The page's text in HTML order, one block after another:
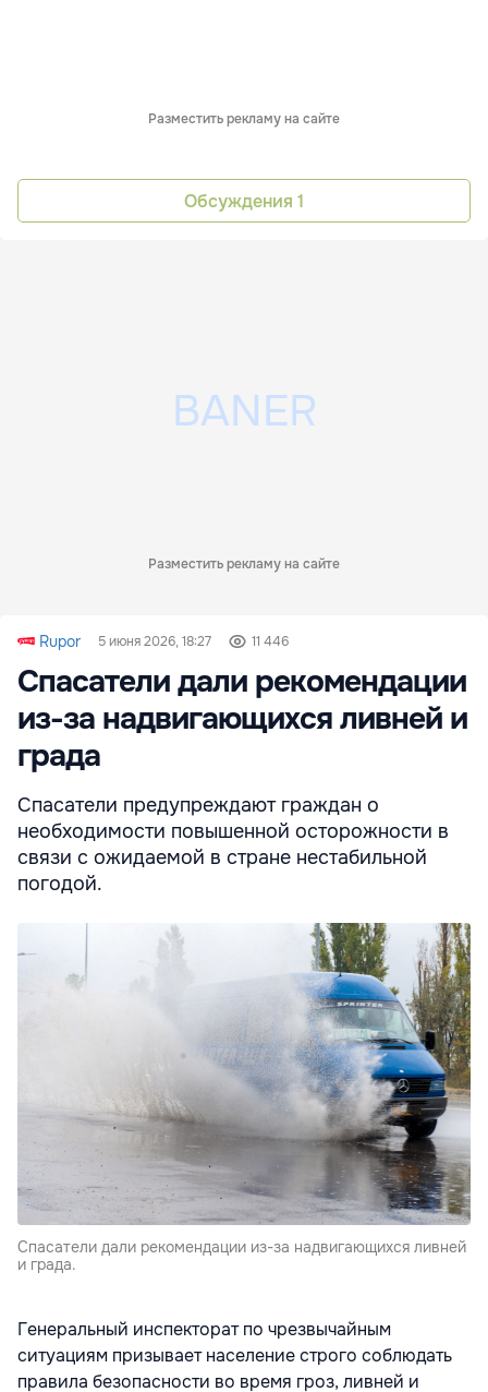
Разместить рекламу на сайте
Обсуждения 1
Разместить рекламу на сайте
Rupor 5 июня 2026, 18:27 11 446
Спасатели дали рекомендации
из-за надвигающихся ливней и
града
Спасатели предупреждают граждан о
необходимости повышенной осторожности в
связи с ожидаемой в стране нестабильной
погодой.
Спасатели дали рекомендации из-за надвигающихся ливней
и града.
Генеральный инспекторат по чрезвычайным
ситуациям призывает население строго соблюдать
правила безопасности во время гроз, ливней и